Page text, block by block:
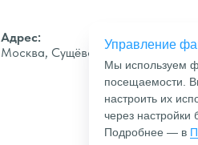
Управление
Мы используем
посещаемости.
настроить их
через настройки
Подробнее — в
Адрес:
Москва, Сущёвский Вал, 49